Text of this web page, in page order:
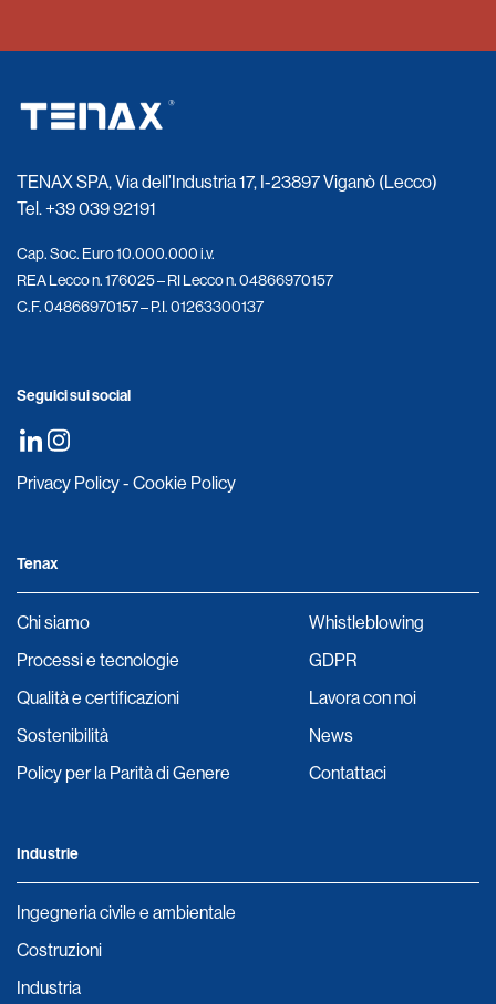
TENAX SPA, Via dell’Industria 17, I-23897 Viganò (Lecco)
Tel.+39 039 92191
Cap. Soc. Euro 10.000.000 i.v.
REA Lecco n. 176025 – RI Lecco n. 04866970157
C.F. 04866970157 – P.I. 01263300137
Seguici sui social
Privacy Policy- Cookie Policy
Tenax
Chi siamo
Processi e tecnologie
Qualità e certificazioni
Sostenibilità
Policy per la Parità di Genere
Whistleblowing
GDPR
Lavora con noi
News
Contattaci
Industrie
Ingegneria civile e ambientale
Costruzioni
Industria